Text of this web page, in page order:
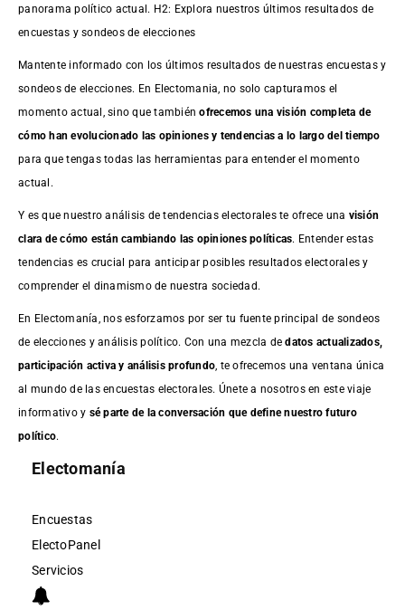
panorama político actual. H2: Explora nuestros últimos resultados de
encuestas y sondeos de elecciones
Mantente informado con los últimos resultados de nuestras encuestasy
sondeos de elecciones. En Electomania, no solo capturamos el
momento actual, sino que tambiénofrecemos una visión completa de
cómo han evolucionado las opiniones y tendencias a lo largo del tiempo
para que tengas todas las herramientas para entender el momento
actual.
Y es que nuestro análisis de tendencias electorales te ofrece una visión
clara de cómo están cambiando las opiniones políticas. Entender estas
tendencias es crucial para anticipar posibles resultados electorales y
comprender el dinamismo de nuestra sociedad.
En Electomanía, nos esforzamos por ser tu fuente principal de sondeos
de elecciones y análisis político. Con una mezcla dedatos actualizados,
participación activa y análisis profundo , te ofrecemos una ventana única
al mundo de las encuestas electorales. Únete a nosotros en este viaje
informativo y sé parte de la conversación que define nuestro futuro
político.
Electomanía
Encuestas
ElectoPanel
Servicios